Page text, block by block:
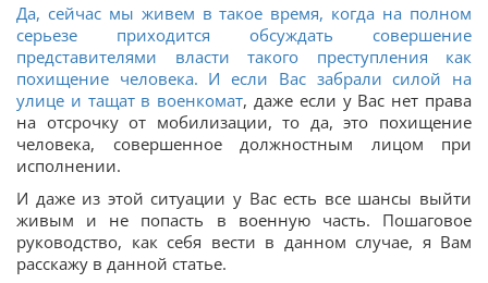
Да, сейчас мы живем в такое время, когда на полном
серьезе приходится обсуждать совершение
представителями власти такого преступления как
похищение человека. И если Вас забрали силой на
улице и тащат в военкомат, даже если у Вас нет права
на отсрочку от мобилизации, то да, это похищение
человека, совершенное должностным лицом при
исполнении.
И даже из этой ситуации у Вас есть все шансы выйти
живым и не попасть в военную часть. Пошаговое
руководство, как себя вести в данном случае, я Вам
расскажу в данной статье.